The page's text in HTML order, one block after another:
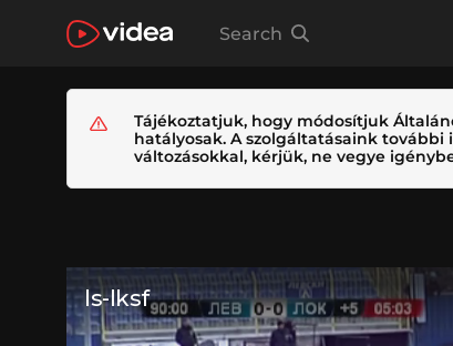
Search
Tájékoztatjuk, hogy módosítjuk
hatályosak. A szolgáltatásaink
változásokkal, kérjük, ne vegye